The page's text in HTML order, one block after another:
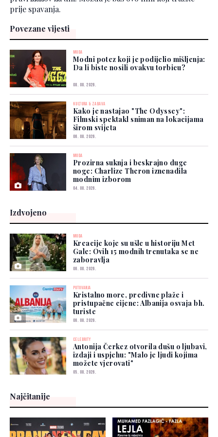
prije spavanja.
Povezane vijesti
MODA
Modni potez koji je podijelio mišljenja:
Da li biste nosili ovakvu torbicu?
08. 08. 2026.
KULTURA & ZABAVA
Kako je nastajao "The Odyssey":
Filmski spektakl sniman na lokacijama
širom svijeta
06. 08. 2026.
MODA
Prozirna suknja i beskrajno duge
noge: Charlize Theron iznenadila
modnim izborom
04. 08. 2026.
Izdvojeno
MODA
Kreacije koje su ušle u historiju Met
Gale: Ovih 15 modnih trenutaka se ne
zaboravlja
06. 08. 2026.
PUTOVANJA
Kristalno more, predivne plaže i
pristupačne cijene: Albanija osvaja bh.
turiste
06. 08. 2026.
CELEBRITY
Antonija Čerkez otvorila dušu o ljubavi,
izdaji i uspjehu: "Malo je ljudi kojima
možete vjerovati"
05. 08. 2026.
Najčitanije